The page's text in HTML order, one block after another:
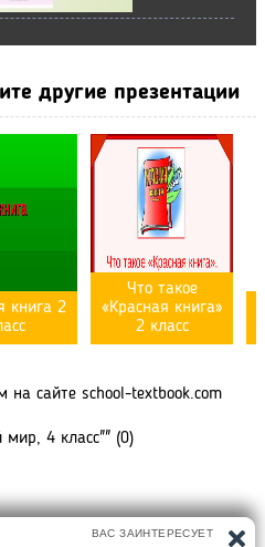
другие презентации
книга 2
Что такое
«Красная книга»
2 класс
на сайте school-textbook.com
4 класс"" (0)